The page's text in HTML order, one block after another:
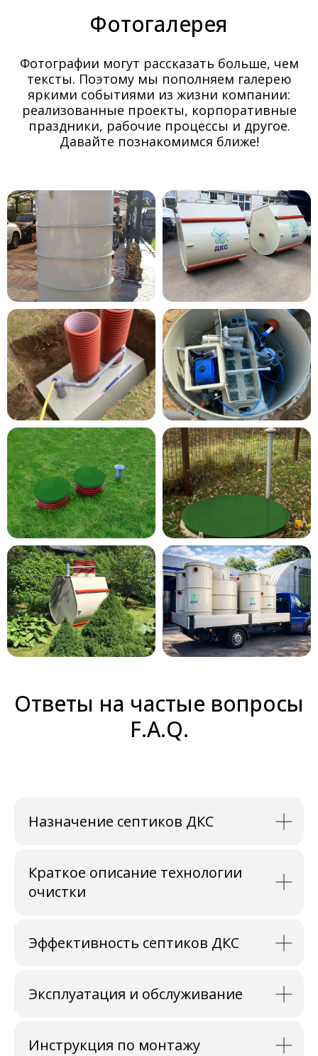
Фотогалерея
Фотографии могут рассказать больше, чем
тексты. Поэтому мы пополняем галерею
яркими событиями из жизни компании:
реализованные проекты, корпоративные
праздники, рабочие процессы и другое.
Давайте познакомимся ближе!
Ответы на частые вопросы
F.A.Q.
Назначение септиков ДКС
Краткое описание технологии
очистки
Эффективность септиков ДКС
Эксплуатация и обслуживание
Инструкция по монтажу